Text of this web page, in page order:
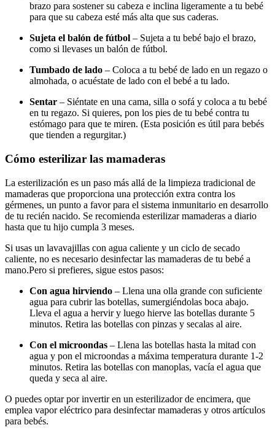
brazo para sostener su cabeza e inclina ligeramente a tu bebé
para que su cabeza esté más alta que sus caderas.
Sujeta el balón de fútbol – Sujeta a tu bebé bajo el brazo,
como si llevases un balón de fútbol.
Tumbado de lado – Coloca a tu bebé de lado en un regazo o
almohada, o acuéstate de lado con el bebé a tu lado.
Sentar – Siéntate en una cama, silla o sofá y coloca a tu bebé
en tu regazo. Si quieres, pon los pies de tu bebé contra tu
estómago para que te miren. (Esta posición es útil para bebés
que tienden a regurgitar.)
Cómo esterilizar las mamaderas
La esterilización es un paso más allá de la limpieza tradicional de
mamaderas que proporciona una protección extra contra los
gérmenes, un punto a favor para el sistema inmunitario en desarrollo
de tu recién nacido. Se recomienda esterilizar mamaderas a diario
hasta que tu hijo cumpla 3 meses.
Si usas un lavavajillas con agua caliente y un ciclo de secado
caliente, no es necesario desinfectar las mamaderas de tu bebé a
mano.Pero si prefieres, sigue estos pasos:
Con agua hirviendo – Llena una olla grande con suficiente
agua para cubrir las botellas, sumergiéndolas boca abajo.
Lleva el agua a hervir y luego hierve las botellas durante 5
minutos. Retira las botellas con pinzas y secalas al aire.
Con el microondas – Llena las botellas hasta la mitad con
agua y pon el microondas a máxima temperatura durante 1-2
minutos. Retira las botellas con manoplas, vacía el agua que
queda y seca al aire.
O puedes optar por invertir en un esterilizador de encimera, que
emplea vapor eléctrico para desinfectar mamaderas y otros artículos
para bebés.